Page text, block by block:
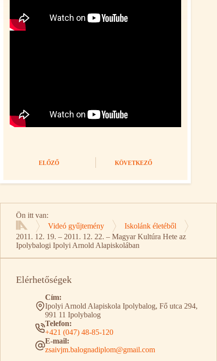
ELŐZŐ KÖVETKEZŐ
Ön itt van:
Kezdőlap
Videó gyűjtemény
Iskolánk életéből
2011. 12. 19. – 2011. 12. 22. – Magyar Kultúra Hete az
Ipolybalogi Ipolyi Arnold Alapiskolában
Elérhetőségek
Cím:
Ipolyi Arnold Alapiskola Ipolybalog, Fő utca 294,
991 11 Ipolybalog
Telefon:
+421 (047) 48-85-120
E-mail:
zsaivjm.balognadiplom@gmail.com